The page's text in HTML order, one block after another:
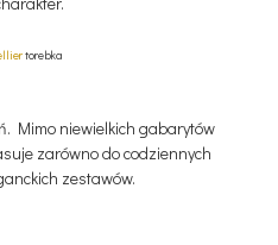
torebka
Mimo niewielkich gabarytów
zarówno do codziennych
zestawów.